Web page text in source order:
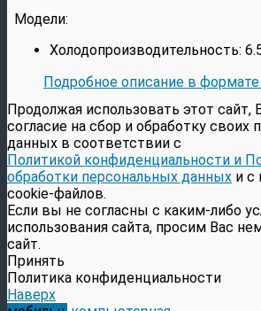
Модели:
Холодопроизводительность:
Подробное описание в
Продолжая использовать этот сайт,
согласие на сбор и обработку своих
данных в соответствии с
Политикой конфиденциальности и
обработки персональных данных и с
cookie-файлов.
Если вы не согласны с каким-либо
использования сайта, просим Вас
сайт.
Принять
Политика конфиденциальности
Наверх